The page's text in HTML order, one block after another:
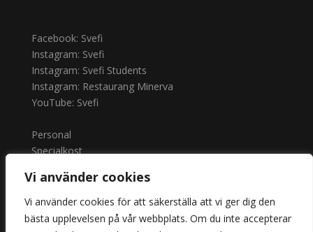
Vi använder cookies
Vi använder cookies för att säkerställa att vi ger dig den
bästa upplevelsen på vår webbplats. Om du inte accepterar
Facebook: Svefi
Instagram: Svefi
Instagram: Svefi Students
Instagram: Restaurang Minerva
YouTube: Svefi
Personal
Specialkost
Logga in: Office
Logga in: Schoolsoft
Anmäl frånvaro